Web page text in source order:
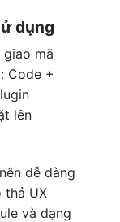
dụng
giao mã
Code +
lên
dễ dàng
thả UX
và dạng